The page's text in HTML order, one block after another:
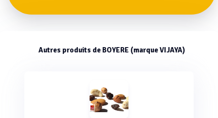
Autres produits de BOYERE (marque VIJAYA)